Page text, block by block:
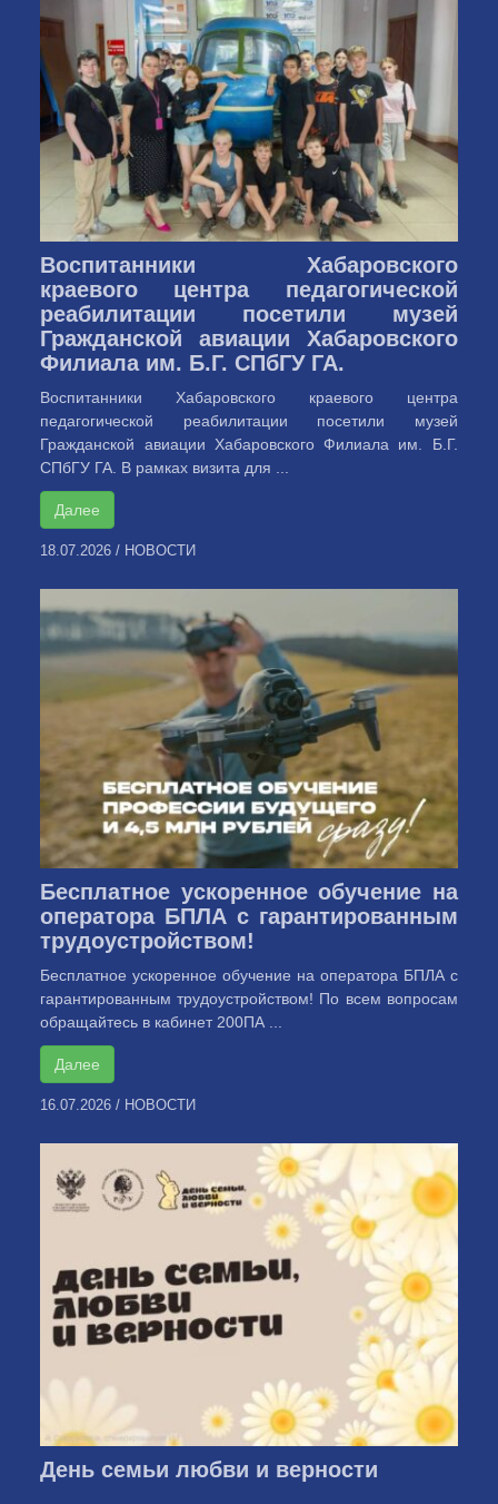
Воспитанники Хабаровского
краевого центра педагогической
реабилитации посетили музей
Гражданской авиации Хабаровского
Филиала им. Б.Г. СПбГУ ГА.
Воспитанники Хабаровского краевого центра
педагогической реабилитации посетили музей
Гражданской авиации Хабаровского Филиала им. Б.Г.
СПбГУ ГА. В рамках визита для ...
Далее
18.07.2026 / НОВОСТИ
Бесплатное ускоренное обучение на
оператора БПЛА с гарантированным
трудоустройством!
Бесплатное ускоренное обучение на оператора БПЛА с
гарантированным трудоустройством! По всем вопросам
обращайтесь в кабинет 200ПА ...
Далее
16.07.2026 / НОВОСТИ
День семьи любви и верности